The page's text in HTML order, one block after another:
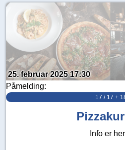
25. februar 2025 17:30
Påmelding:
17 / 17 +
Info er